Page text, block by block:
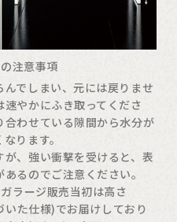
注意事項
でしまい、元には戻りませ
やかにふき取ってくださ
わせている隙間から水分が
ります。
、強い衝撃を受けると、表
るのでご注意ください。
ラージ販売当初は高さ
た仕様)でお届けしており